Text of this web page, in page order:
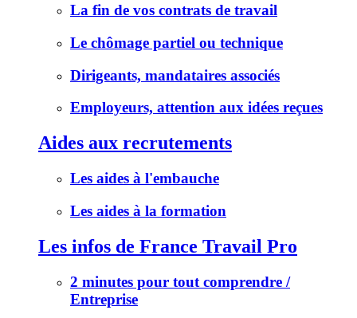
La fin de vos contrats de travail
Le chômage partiel ou technique
Dirigeants, mandataires associés
Employeurs, attention aux idées reçues
Aides aux recrutements
Les aides à l'embauche
Les aides à la formation
Les infos de France Travail Pro
2 minutes pour tout comprendre /
Entreprise